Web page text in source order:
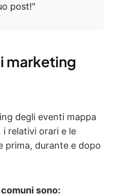
post!"
marketing
degli eventi mappa
relativi orari e le
prima, durante e dopo
sono: